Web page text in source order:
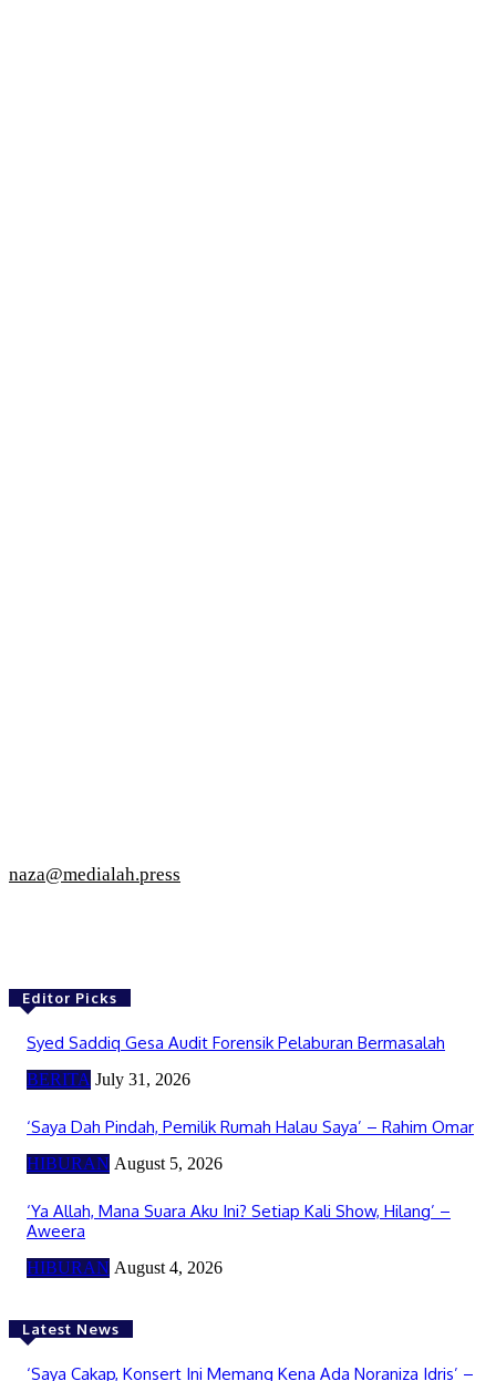
naza@medialah.press
Editor Picks
Syed Saddiq Gesa Audit Forensik Pelaburan Bermasalah
BERITA July 31, 2026
‘Saya Dah Pindah, Pemilik Rumah Halau Saya’ – Rahim Omar
HIBURAN August 5, 2026
‘Ya Allah, Mana Suara Aku Ini? Setiap Kali Show, Hilang’ –
Aweera
HIBURAN August 4, 2026
Latest News
‘Saya Cakap, Konsert Ini Memang Kena Ada Noraniza Idris’ –